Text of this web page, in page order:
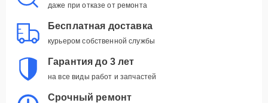
даже при отказе от ремонта
Бесплатная доставка
курьером собственной службы
Гарантия до 3 лет
на все виды работ и запчастей
Срочный ремонт